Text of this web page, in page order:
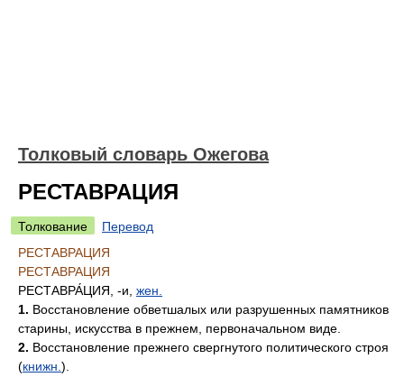
Толковый словарь Ожегова
РЕСТАВРАЦИЯ
Толкование
Перевод
РЕСТАВРАЦИЯ
РЕСТАВРАЦИЯ
РЕСТАВРА́ЦИЯ , -и, жен.
1. Восстановление обветшалых или разрушенных памятников
старины, искусства в прежнем, первоначальном виде.
2. Восстановление прежнего свергнутого политического строя
(книжн. ).